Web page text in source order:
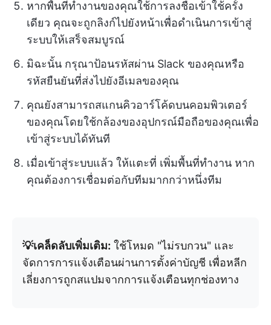
หากพื้นที่ทำงานของคุณใช้การลงชื่อเข้าใช้ครั้ง
เดียว คุณจะถูกลิงก์ไปยังหน้าเพื่อดำเนินการเข้าสู่
ระบบให้เสร็จสมบูรณ์
มิฉะนั้น กรุณาป้อนรหัสผ่าน Slack ของคุณหรือ
รหัสยืนยันที่ส่งไปยังอีเมลของคุณ
คุณยังสามารถสแกนคิวอาร์โค้ดบนคอมพิวเตอร์
ของคุณโดยใช้กล้องของอุปกรณ์มือถือของคุณเพื่อ
เข้าสู่ระบบได้ทันที
เมื่อเข้าสู่ระบบแล้ว ให้แตะที่ เพิ่มพื้นที่ทำงาน หาก
คุณต้องการเชื่อมต่อกับทีมมากกว่าหนึ่งทีม
💡เคล็ดลับเพิ่มเติม: ใช้โหมด "ไม่รบกวน" และ
จัดการการแจ้งเตือนผ่านการตั้งค่าบัญชี เพื่อหลีก
เลี่ยงการถูกสแปมจากการแจ้งเตือนทุกช่องทาง